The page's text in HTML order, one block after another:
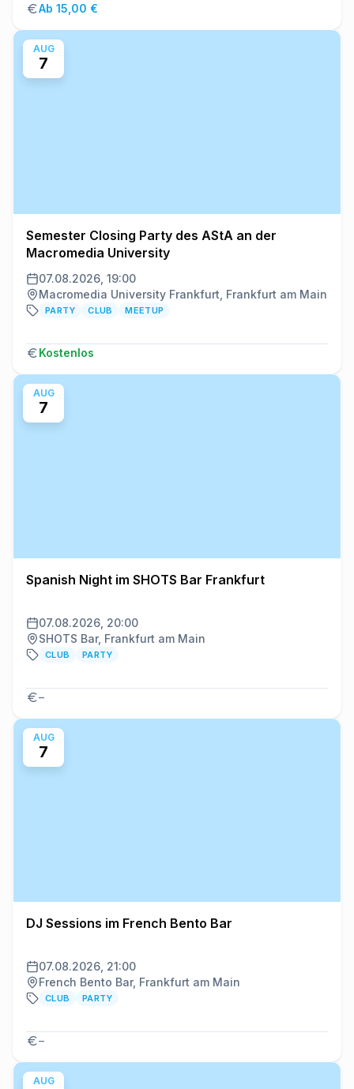
Ab 15,00 €
AUG
7
Semester Closing Party des AStA an der
Macromedia University
07.08.2026, 19:00
Macromedia University Frankfurt, Frankfurt am Main
PARTY CLUB MEETUP
Kostenlos
AUG
7
Spanish Night im SHOTS Bar Frankfurt
07.08.2026, 20:00
SHOTS Bar, Frankfurt am Main
CLUB PARTY
–
AUG
7
DJ Sessions im French Bento Bar
07.08.2026, 21:00
French Bento Bar, Frankfurt am Main
CLUB PARTY
–
AUG